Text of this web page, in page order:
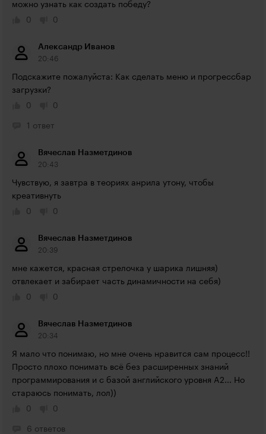
можно узнать как создать победу?
0
0
Александр Иванов
20:46
Подскажите пожалуйста: Как сделать меню и прогрессбар
загрузки?
0
0
1 ответ
Вячеслав Назметдинов
20:43
Чувствую, я завтра в теориях анрила утону, чтобы
креативнуть
0
0
Вячеслав Назметдинов
20:39
мне кажется, красная стрелочка у шарика лишняя)
отвлекает и забирает часть динамичности на себя)
0
0
Вячеслав Назметдинов
20:34
Я мало что понимаю, но мне очень нравится сам процесс!!
Просто плохо понимать всё без расширенных знаний
программирования и с базой английского уровня A2... Но
стараюсь понимать, лол))
0
0
6 ответов